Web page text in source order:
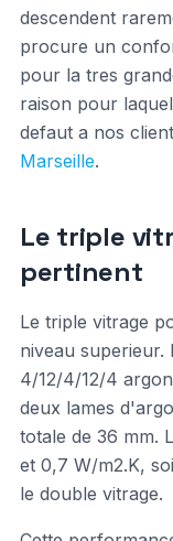
descendent
procure un
pour la tres
raison pour
defaut a nos
Marseille.
Le triple
pertinent
Le triple vitrage
niveau superieur.
4/12/4/12/4
deux lames
totale de 36 mm.
et 0,7 W/m2.K,
le double vitrage.